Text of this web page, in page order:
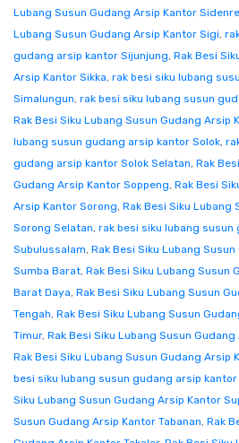
Lubang Susun Gudang Arsip Kantor
Lubang Susun Gudang Arsip Kantor Sigi,
gudang arsip kantor Sijunjung, Rak Besi
Arsip Kantor Sikka, rak besi siku lubang
Simalungun, rak besi siku lubang susun
Rak Besi Siku Lubang Susun Gudang Arsip
lubang susun gudang arsip kantor Solok,
gudang arsip kantor Solok Selatan, Rak
Gudang Arsip Kantor Soppeng, Rak Besi
Arsip Kantor Sorong, Rak Besi Siku Lubang
Sorong Selatan, rak besi siku lubang
Subulussalam, Rak Besi Siku Lubang
Sumba Barat, Rak Besi Siku Lubang Susun
Barat Daya, Rak Besi Siku Lubang Susun
Tengah, Rak Besi Siku Lubang Susun
Timur, Rak Besi Siku Lubang Susun
Rak Besi Siku Lubang Susun Gudang Arsip
besi siku lubang susun gudang arsip kantor
Siku Lubang Susun Gudang Arsip Kantor
Susun Gudang Arsip Kantor Tabanan, Rak